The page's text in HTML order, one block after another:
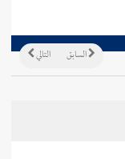
التالي السابق